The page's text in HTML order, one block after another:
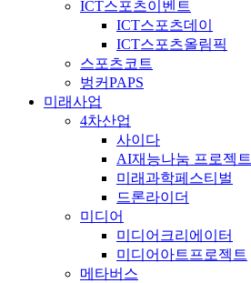
ICT스포츠이벤트
ICT스포츠데이
ICT스포츠올림픽
스포츠코트
벙커PAPS
미래사업
4차산업
사이다
AI재능나눔 프로젝트
미래과학페스티벌
드론라이더
미디어
미디어크리에이터
미디어아트프로젝트
메타버스